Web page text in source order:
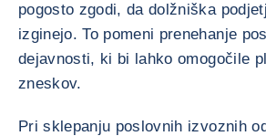
pogosto zgodi, da dolžniška
izginejo. To pomeni prenehanje
dejavnosti, ki bi lahko omogočile
zneskov.
Pri sklepanju poslovnih izvoznih